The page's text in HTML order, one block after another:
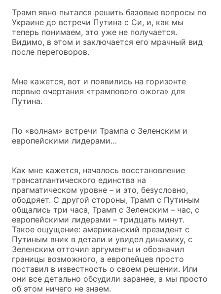
Трамп явно пытался решить базовые вопросы по
Украине до встречи Путина с Си, и, как мы
теперь понимаем, это уже не получается.
Видимо, в этом и заключается его мрачный вид
после переговоров.
Мне кажется, вот и появились на горизонте
первые очертания «трампового ожога» для
Путина.
По «волнам» встречи Трампа с Зеленским и
европейскими лидерами…
Как мне кажется, началось восстановление
трансатлантического единства на
прагматическом уровне – и это, безусловно,
ободряет. С другой стороны, Трамп с Путиным
общались три часа, Трамп с Зеленским – час, с
европейскими лидерами – тридцать минут.
Такое ощущение: американский президент с
Путиным вник в детали и увидел динамику, с
Зеленским отточил аргументы и обозначил
границы возможного, а европейцев просто
поставил в известность о своем решении. Или
они все детально обсудили заранее, а мы просто
об этом ничего не знаем.